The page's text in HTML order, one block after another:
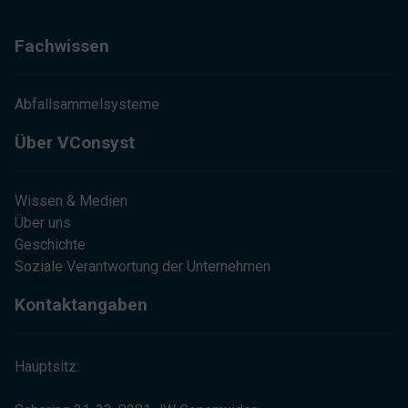
Fachwissen
Abfallsammelsysteme
Über VConsyst
Wissen & Medien
Über uns
Geschichte
Soziale Verantwortung der Unternehmen
Kontaktangaben
Hauptsitz: